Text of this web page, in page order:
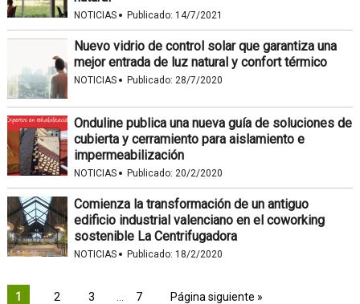
NOTICIAS · Publicado: 14/7/2021
Nuevo vidrio de control solar que garantiza una
mejor entrada de luz natural y confort térmico
NOTICIAS · Publicado: 28/7/2020
Onduline publica una nueva guía de soluciones de
cubierta y cerramiento para aislamiento e
impermeabilización
NOTICIAS · Publicado: 20/2/2020
Comienza la transformación de un antiguo
edificio industrial valenciano en el coworking
sostenible La Centrifugadora
NOTICIAS · Publicado: 18/2/2020
1 2 3 7 Página siguiente »